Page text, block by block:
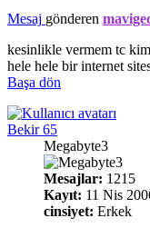
Mesaj gönderen
kesinlikle vermem tc
hele hele bir internet
Başa dön
Bekir 65
Megabyte3
Mesajlar: 1215
Kayıt: 11 Nis
cinsiyet: Erkek